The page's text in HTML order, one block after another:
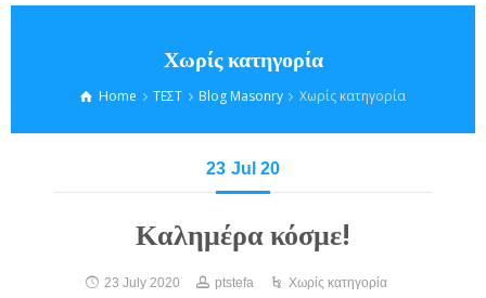
Χωρίς κατηγορία
Home ΤΕΣΤ Blog Masonry Χωρίς κατηγορία
23 Jul 20
Καλημέρα κόσμε!
23 July 2020 ptstefa Χωρίς κατηγορία